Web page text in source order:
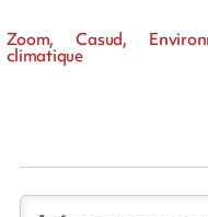
Zoom, Casud,
climatique